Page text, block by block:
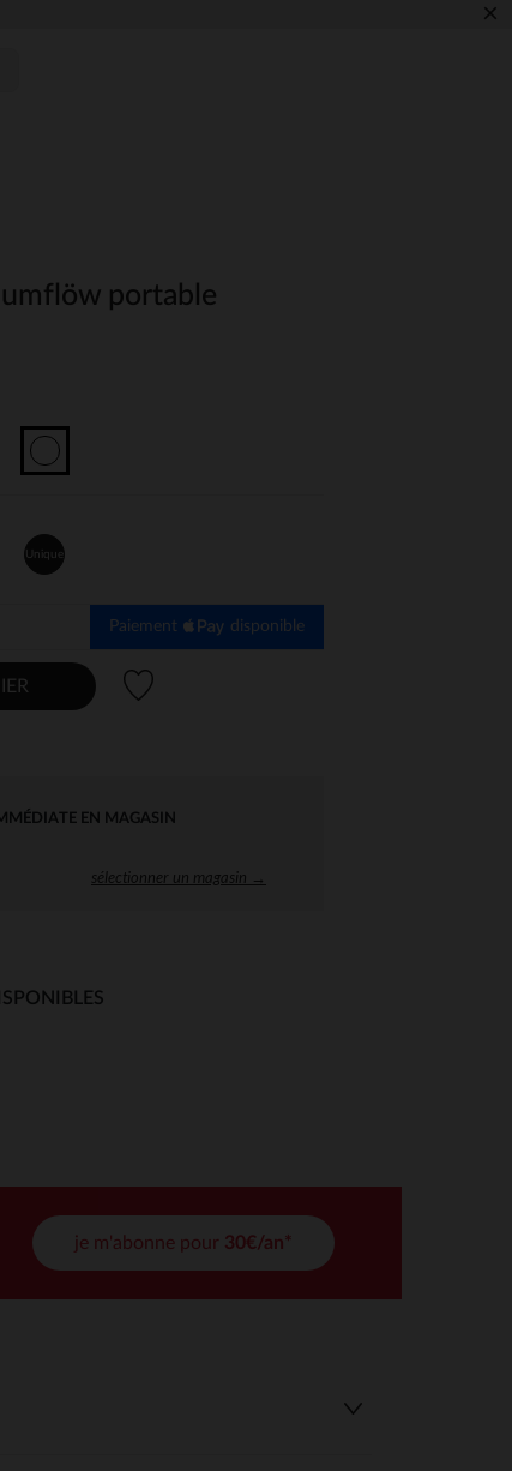
×
portable
Unique
Paiement disponible
EN MAGASIN
sélectionner un magasin →
je m'abonne pour 30€/an*